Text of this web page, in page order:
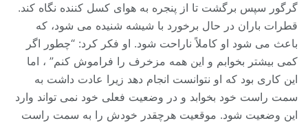
گرگور سپس برگشت تا از پنجره به هوای کسل کننده نگاه کند.
قطرات باران در حال برخورد با شیشه شنیده می شود، که
باعث می شود او کاملاً ناراحت شود. او فکر کرد: “چطور اگر
کمی بیشتر بخوابم و این همه مزخرف را فراموش کنم” ، اما
این کاری بود که او نتوانست انجام دهد زیرا عادت داشت به
سمت راست خود بخوابد و در وضعیت فعلی خود نمی تواند وارد
این وضعیت شود. موقعیت هرچقدر خودش را به سمت راست